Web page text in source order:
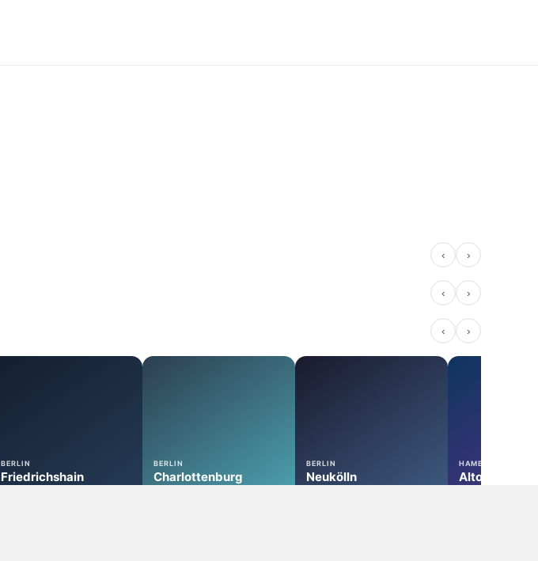
‹ ›
‹ ›
‹ ›
BERLIN
Friedrichshain
BERLIN
Charlottenburg
BERLIN
Neukölln
HAMBURG
Altona